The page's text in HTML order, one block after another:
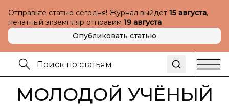
Отправьте статью сегодня! Журнал выйдет 15 августа,
печатный экземпляр отправим 19 августа
Опубликовать статью
МОЛОДОЙ УЧЁНЫЙ